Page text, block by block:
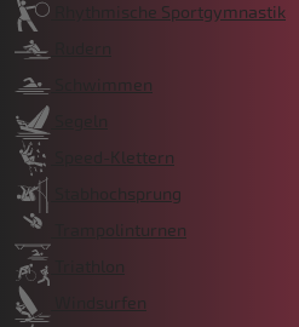
Rhythmische Sportgymnastik
Rudern
Schwimmen
Segeln
Speed-Klettern
Stabhochsprung
Trampolinturnen
Triathlon
Windsurfen